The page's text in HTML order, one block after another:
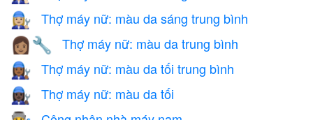
👩🏼‍🔧 Thợ máy nữ: màu da sáng trung bình
👩🏽‍🔧 Thợ máy nữ: màu da trung bình
👩🏾‍🔧 Thợ máy nữ: màu da tối trung bình
👩🏿‍🔧 Thợ máy nữ: màu da tối